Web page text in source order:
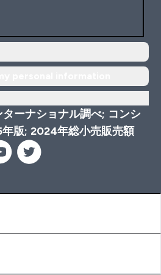
ーナショナル調べ; コンシ
版; 2024年総小売販売額